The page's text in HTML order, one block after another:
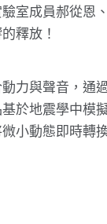
室成員郝從
釋放！
動力與聲音，
於地震學中模
小動態即時轉